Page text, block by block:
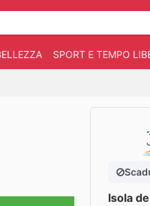
SPORT E TEMPO
Isola